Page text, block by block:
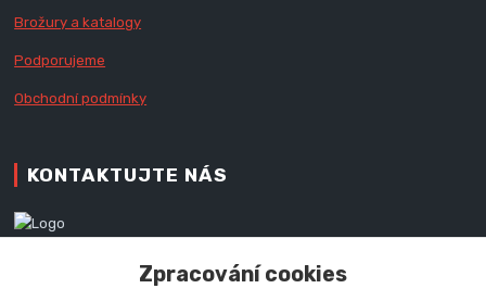
Brožury a katalogy
Podporujeme
Obchodní podmínky
KONTAKTUJTE NÁS
+420 777 979 111Zpracování cookies